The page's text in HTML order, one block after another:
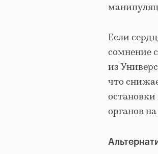
Если
сомнение
из
что
органов